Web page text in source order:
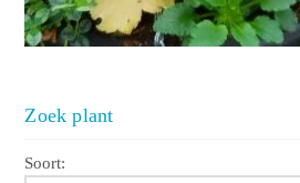
Zoek plant
Soort: